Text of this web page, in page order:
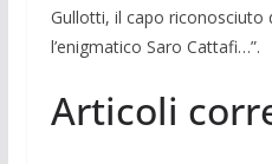
Gullotti, il capo riconosciuto
l’enigmatico Saro Cattafi…”.
Articoli